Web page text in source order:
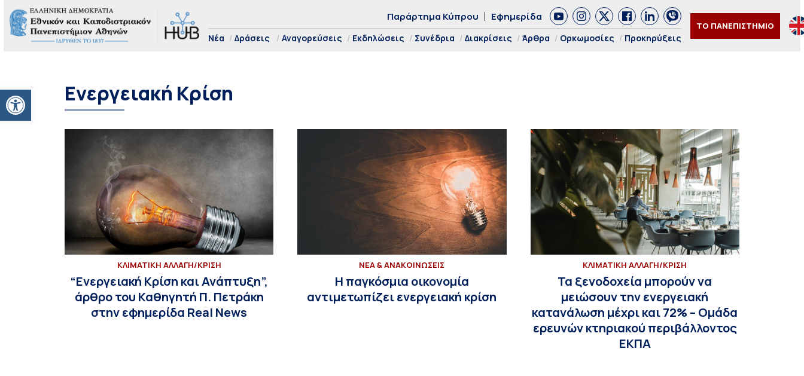
Ανοίξτε τη γραμμή εργαλείων
Παράρτημα Κύπρου Εφημερίδα
Νέα Δράσεις Αναγορεύσεις Εκδηλώσεις Συνέδρια Διακρίσεις Άρθρα Ορκωμοσίες Προκηρύξεις
ΤΟ ΠΑΝΕΠΙΣΤΗΜΙΟ
Ενεργειακή Κρίση
ΚΛΙΜΑΤΙΚΗ ΑΛΛΑΓΗ/ΚΡΙΣΗ
“Ενεργειακή Κρίση και Ανάπτυξη”,
άρθρο του Καθηγητή Π. Πετράκη
στην εφημερίδα Real News
ΝΕΑ & ΑΝΑΚΟΙΝΩΣΕΙΣ
Η παγκόσμια οικονομία
αντιμετωπίζει ενεργειακή κρίση
ΚΛΙΜΑΤΙΚΗ ΑΛΛΑΓΗ/ΚΡΙΣΗ
Τα ξενοδοχεία μπορούν να
μειώσουν την ενεργειακή
κατανάλωση μέχρι και 72% – Ομάδα
ερευνών κτηριακού περιβάλλοντος
ΕΚΠΑ